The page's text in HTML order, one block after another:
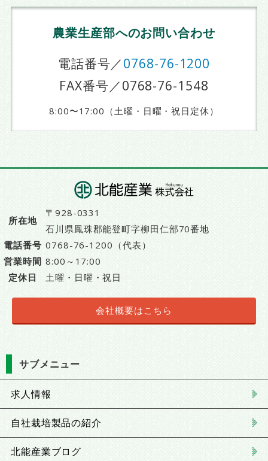
農業生産部へのお問い合わせ
電話番号／0768-76-1200
FAX番号／0768-76-1548
8:00〜17:00（土曜・日曜・祝日定休）
所在地
〒928-0331
石川県鳳珠郡能登町字柳田仁部70番地
電話番号 0768-76-1200（代表）
営業時間 8:00～17:00
定休日
土曜・日曜・祝日
会社概要はこちら
サブメニュー
求人情報
自社栽培製品の紹介
北能産業ブログ